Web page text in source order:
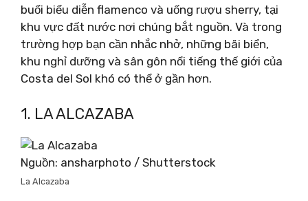
buổi biểu diễn flamenco và uống rượu sherry, tại
khu vực đất nước nơi chúng bắt nguồn. Và trong
trường hợp bạn cần nhắc nhở, những bãi biển,
khu nghỉ dưỡng và sân gôn nổi tiếng thế giới của
Costa del Sol khó có thể ở gần hơn.
1. LA ALCAZABA
Nguồn: ansharphoto / Shutterstock
La Alcazaba